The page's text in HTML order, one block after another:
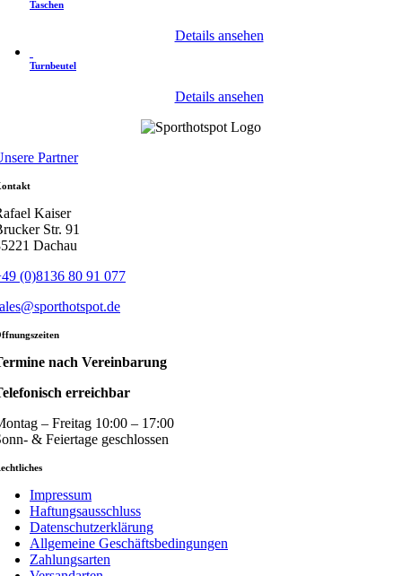
Taschen
Details ansehen
Turnbeutel
Details ansehen
Partner
Kaiser
Str. 91
Dachau
(0)8136 80 91 077
nach Vereinbarung
erreichbar
– Freitag 10:00 – 17:00
& Feiertage geschlossen
Impressum
Haftungsausschluss
Datenschutzerklärung
Allgemeine Geschäftsbedingungen
Zahlungsarten